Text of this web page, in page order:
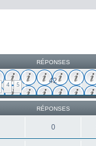
RÉPONSES
4 5 42
RÉPONSES
0